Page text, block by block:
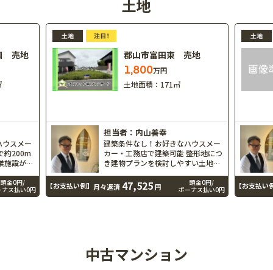
土地
売地
スメー
約200m
施設が充
にもお
郡山第二
頭金0円/
ナス払い0円
郡山市富田東 売地
1,800万円
土地面積： 171㎡
担当者：内山善幸
建築条件なし！お好きなハウスメー
カー・工務店で建築可能 整形地につ
き建物プランを検討しやすい土地形
づくりが可能 学区：富田東小学校・
富田中学校
【お支払い例】 月々返済 47,525円
頭金0円/
ボーナス払い0円
【お支払い
中古マンション